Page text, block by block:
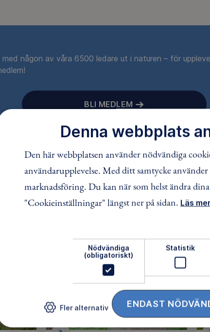
någon av våra 6500 ledare ut i naturen – för
BLI MEDLEM
Denna webbplats
Den här webbplatsen använder nödvändiga
användarupplevelse. Med ditt samtycke
marknadsföring. Du kan när som helst ändra
"Cookieinställningar" längst ner på sidan. Läs
Nödvändiga
(obligatoriskt)
Statistik
ENDAST
Fler alternativ